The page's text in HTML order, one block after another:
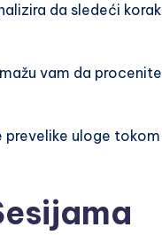
da sledeći korak
vam da procenite
prevelike uloge tokom